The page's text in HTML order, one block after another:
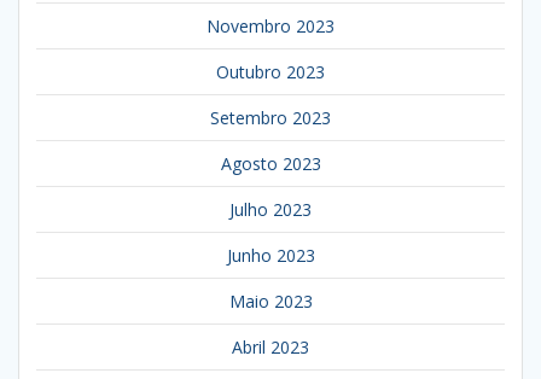
Novembro 2023
Outubro 2023
Setembro 2023
Agosto 2023
Julho 2023
Junho 2023
Maio 2023
Abril 2023